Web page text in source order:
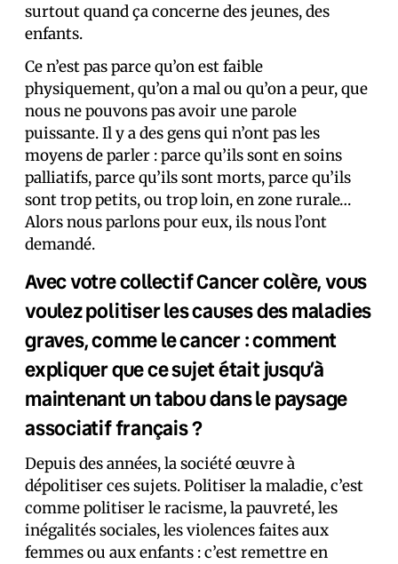
surtout quand ça concerne des jeunes, des
enfants.
Ce n’est pas parce qu’on est faible
physiquement, qu’on a mal ou qu’on a peur, que
nous ne pouvons pas avoir une parole
puissante. Il y a des gens qui n’ont pas les
moyens de parler : parce qu’ils sont en soins
palliatifs, parce qu’ils sont morts, parce qu’ils
sont trop petits, ou trop loin, en zone rurale…
Alors nous parlons pour eux, ils nous l’ont
demandé.
Avec votre collectif Cancer colère, vous
voulez politiser les causes des maladies
graves, comme le cancer : comment
expliquer que ce sujet était jusqu’à
maintenant un tabou dans le paysage
associatif français ?
Depuis des années, la société œuvre à
dépolitiser ces sujets. Politiser la maladie, c’est
comme politiser le racisme, la pauvreté, les
inégalités sociales, les violences faites aux
femmes ou aux enfants : c’est remettre en